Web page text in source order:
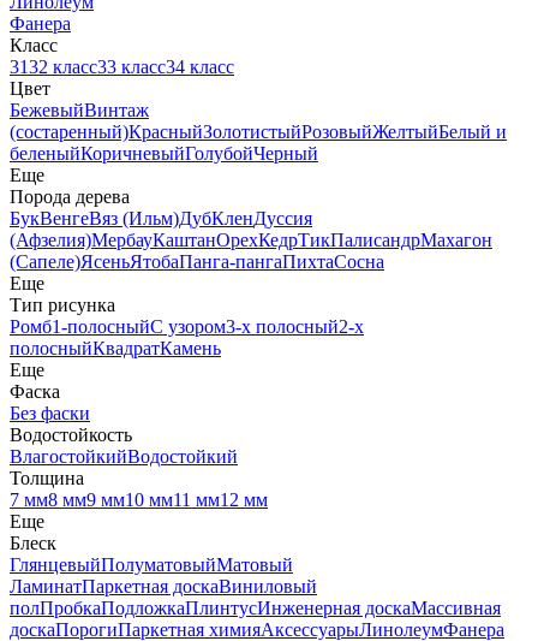
Фанера
Класс
3132 класс33 класс34 класс
Цвет
БежевыйВинтаж
(состаренный)КрасныйЗолотистыйРозовыйЖелтыйБелый и
беленыйКоричневыйГолубойЧерный
Еще
Порода дерева
БукВенгеВяз (Ильм)ДубКленДуссия
(Афзелия)МербауКаштанОрехКедрТикПалисандрМахагон
(Сапеле)ЯсеньЯтобаПанга-пангаПихтаСосна
Еще
Тип рисунка
Ромб1-полосныйС узором3-х полосный2-х
полосныйКвадратКамень
Еще
Фаска
Без фаски
Водостойкость
ВлагостойкийВодостойкий
Толщина
7 мм8 мм9 мм10 мм11 мм12 мм
Еще
Блеск
ГлянцевыйПолуматовыйМатовый
ЛаминатПаркетная доскаВиниловый
полПробкаПодложкаПлинтусИнженерная доскаМассивная
доскаПорогиПаркетная химияАксессуарыЛинолеумФанера